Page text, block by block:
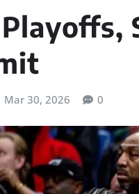
Mar 30, 2026 0